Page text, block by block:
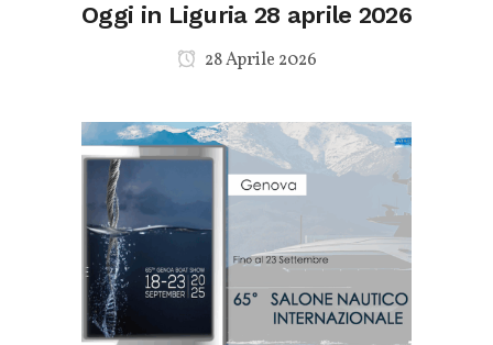
Oggi in Liguria 28 aprile 2026
28 Aprile 2026